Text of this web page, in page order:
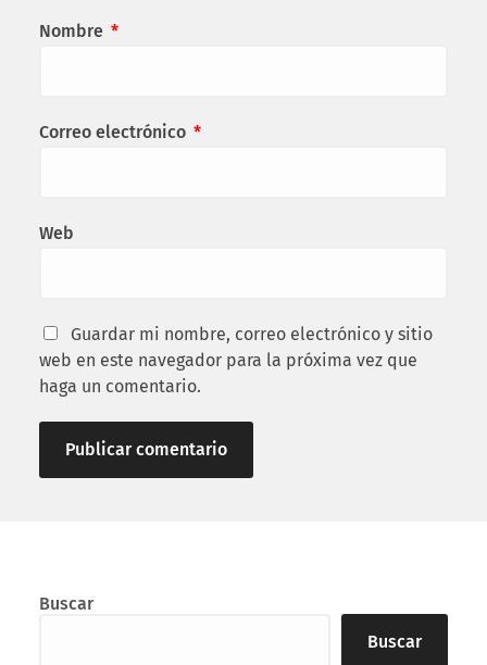
Nombre *
Correo electrónico *
Web
Guardar mi nombre, correo electrónico y sitio
web en este navegador para la próxima vez que
haga un comentario.
Buscar
Buscar